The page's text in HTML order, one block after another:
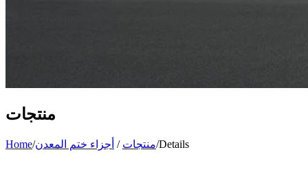
منتجات
Home/ منتجات / أجزاء ختم المعدن /Details